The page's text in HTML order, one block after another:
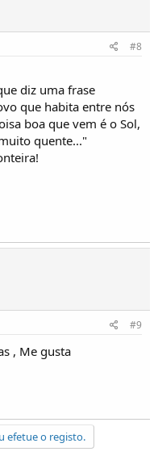
#8
diz uma frase
que habita entre nós
boa que vem é o Sol,
quente..."
#9
, Me gusta
efetue o registo.